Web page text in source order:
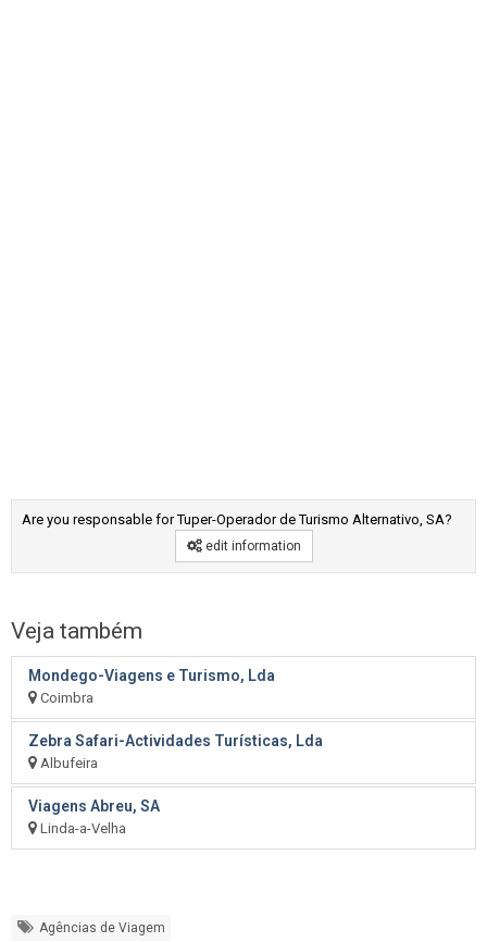
Are you responsable for Tuper-Operador de Turismo Alternativo, SA?
edit information
Veja também
Mondego-Viagens e Turismo, Lda
Coimbra
Zebra Safari-Actividades Turísticas, Lda
Albufeira
Viagens Abreu, SA
Linda-a-Velha
Agências de Viagem